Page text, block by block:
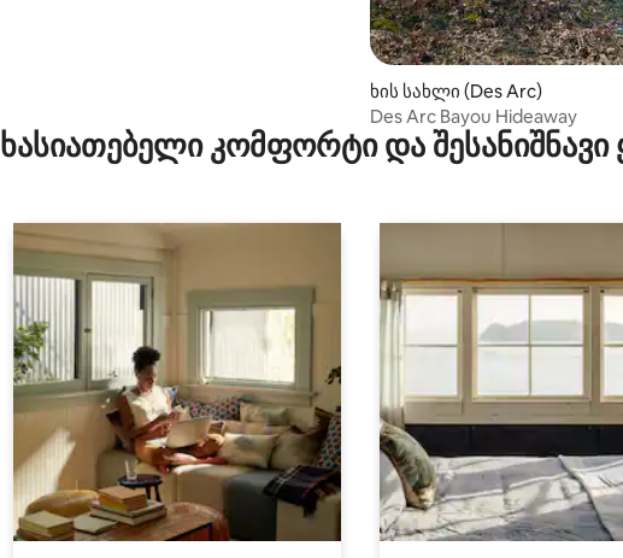
ხის სახლი (Des Arc)
Des Arc Bayou Hideaway
კომფორტი და